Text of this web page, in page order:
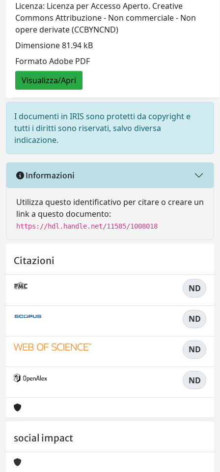
Licenza: Licenza per Accesso Aperto. Creative
Commons Attribuzione - Non commerciale - Non
opere derivate (CCBYNCND)
Dimensione 81.94 kB
Formato Adobe PDF
Visualizza/Apri
I documenti in IRIS sono protetti da copyright e
tutti i diritti sono riservati, salvo diversa
indicazione.
Informazioni
Utilizza questo identificativo per citare o creare un
link a questo documento:
https://hdl.handle.net/11585/1008018
Citazioni
ND
ND
ND
ND
social impact